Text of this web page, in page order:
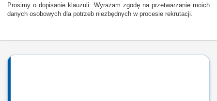
Prosimy o dopisanie klauzuli: Wyrażam zgodę na przetwarzanie moich
danych osobowych dla potrzeb niezbędnych w procesie rekrutacji.